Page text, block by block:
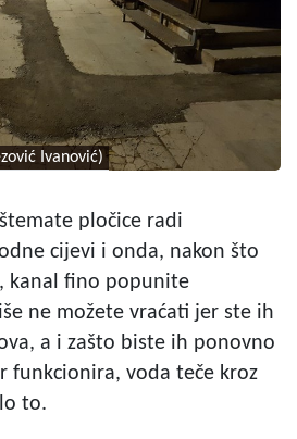
Ivanović)
pločice radi
cijevi i onda, nakon što
kanal fino popunite
ne možete vraćati jer ste ih
a i zašto biste ih ponovno
funkcionira, voda teče kroz
to.